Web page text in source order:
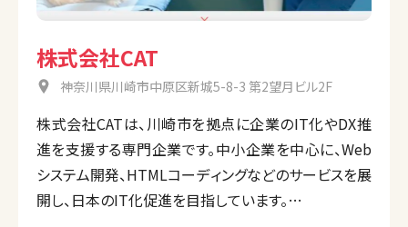
株式会社CAT
神奈川県川崎市中原区新城5-8-3 第2望月ビル2F
株式会社CATは、川崎市を拠点に企業のIT化やDX推
進を支援する専門企業です。中小企業を中心に、Web
システム開発、HTMLコーディングなどのサービスを展
開し、日本のIT化促進を目指しています。